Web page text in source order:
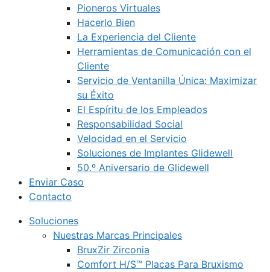
Pioneros Virtuales
Hacerlo Bien
La Experiencia del Cliente
Herramientas de Comunicación con el
Cliente
Servicio de Ventanilla Única: Maximizar
su Éxito
El Espíritu de los Empleados
Responsabilidad Social
Velocidad en el Servicio
Soluciones de Implantes Glidewell
50.º Aniversario de Glidewell
Enviar Caso
Contacto
Soluciones
Nuestras Marcas Principales
BruxZir Zirconia
Comfort H/S™ Placas Para Bruxismo